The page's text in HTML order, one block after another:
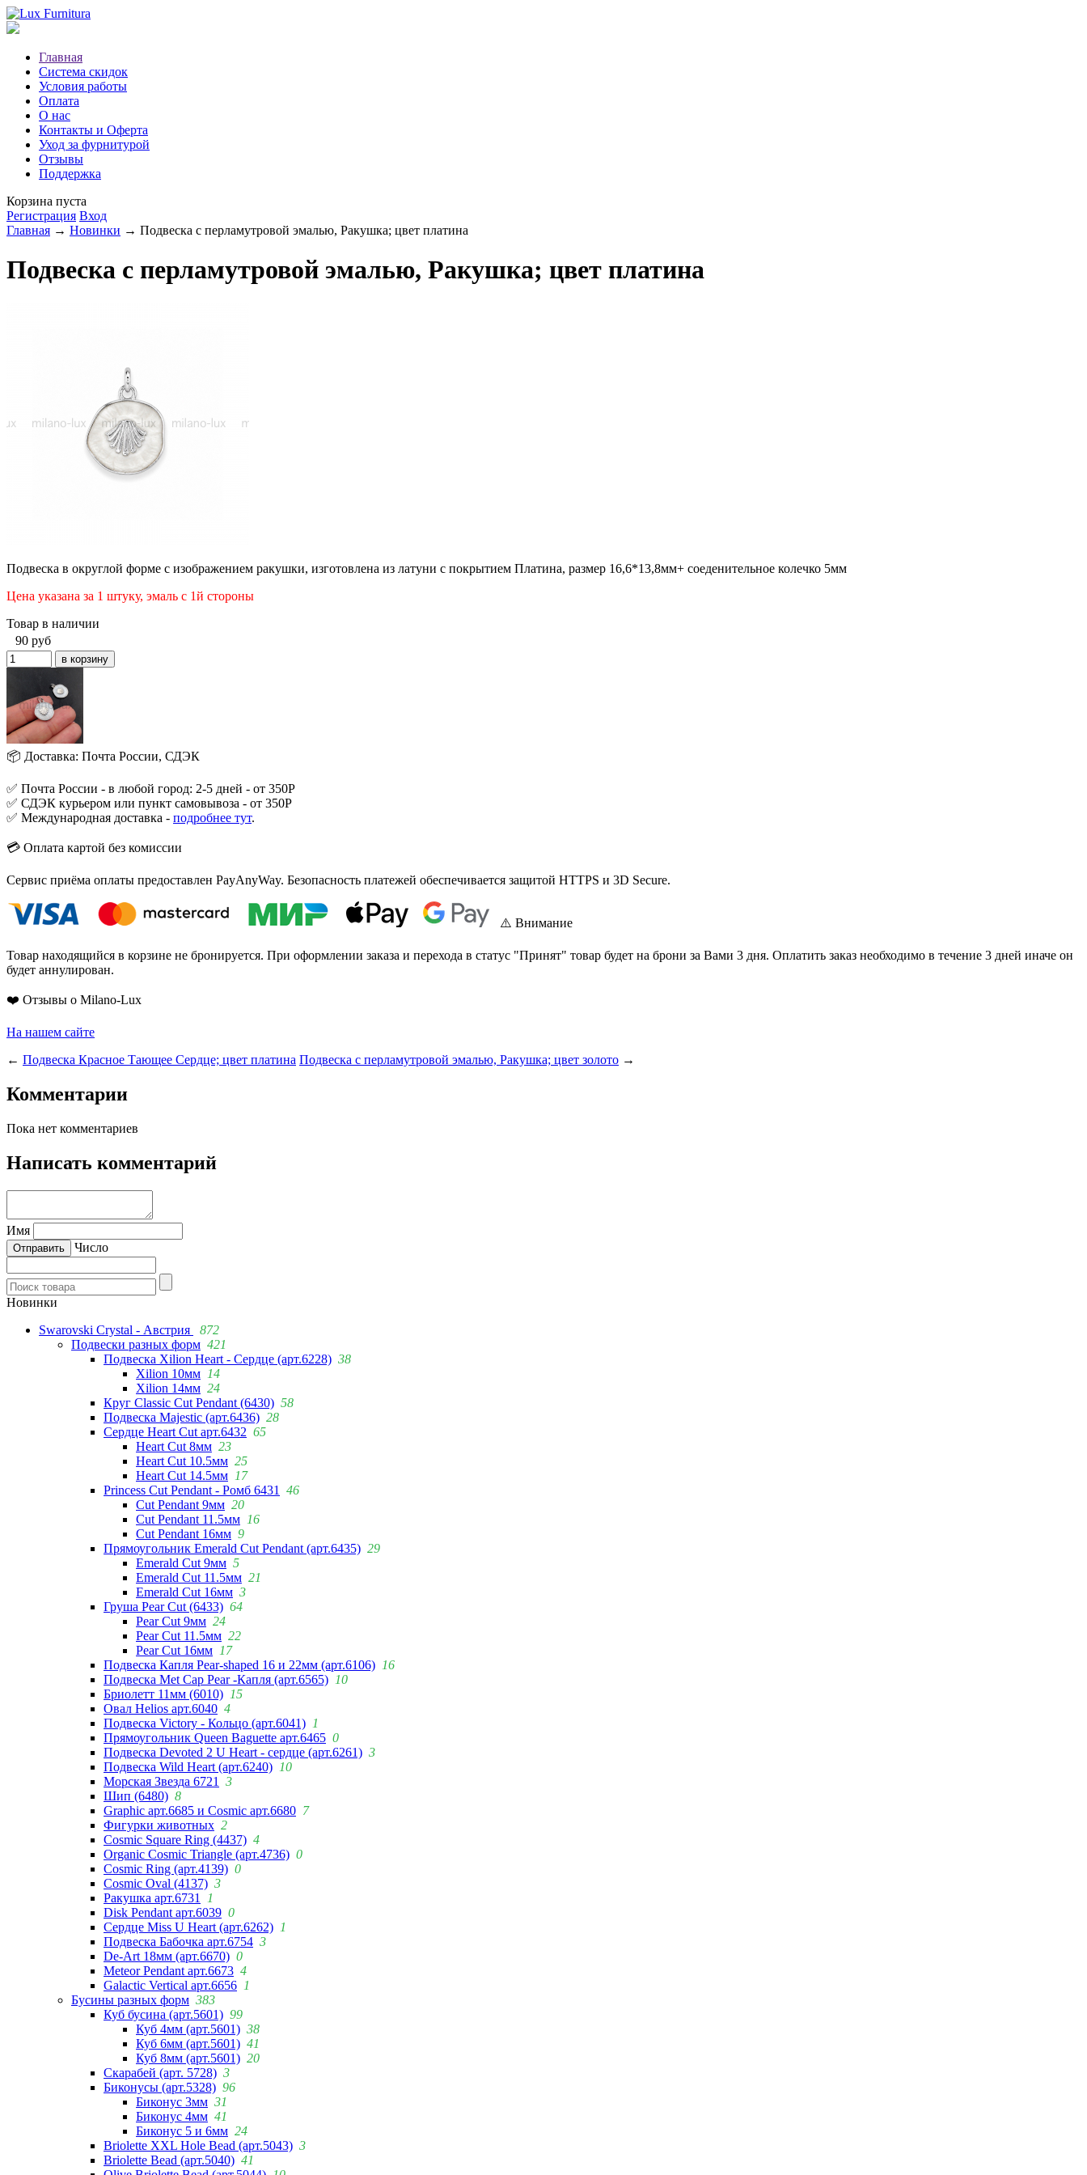
Главная
Система скидок
Условия работы
Оплата
О нас
Контакты и Оферта
Уход за фурнитурой
Отзывы
Поддержка
Корзина пуста
Регистрация Вход
Главная → Новинки → Подвеска с перламутровой эмалью, Ракушка; цвет платина
Подвеска с перламутровой эмалью, Ракушка; цвет платина
Подвеска в округлой форме с изображением ракушки, изготовлена из латуни с покрытием Платина, размер 16,6*13,8мм+ соеденительное колечко 5мм
Цена указана за 1 штуку, эмаль с 1й стороны
Товар в наличии
90 руб
📦 Доставка: Почта России, СДЭК
✅ Почта России - в любой город: 2-5 дней - от 350Р
✅ СДЭК курьером или пункт самовывоза - от 350Р
✅ Международная доставка - подробнее тут.
💳 Оплата картой без комиссии
Сервис приёма оплаты предоставлен PayAnyWay. Безопасность платежей обеспечивается защитой HTTPS и 3D Secure.
⚠️ Внимание
Товар находящийся в корзине не бронируется. При оформлении заказа и перехода в статус "Принят" товар будет на брони за Вами 3 дня. Оплатить заказ необходимо в течение 3 дней иначе он
будет аннулирован.
❤️ Отзывы о Milano-Lux
На нашем сайте
← Подвеска Красное Тающее Сердце; цвет платина Подвеска с перламутровой эмалью, Ракушка; цвет золото →
Комментарии
Пока нет комментариев
Написать комментарий
Имя
Число
Новинки
Swarovski Crystal - Австрия
872
Подвески разных форм 421
Подвеска Xilion Heart - Сердце (арт.6228) 38
Xilion 10мм 14
Xilion 14мм 24
Круг Classic Cut Pendant (6430) 58
Подвеска Majestic (арт.6436) 28
Сердце Heart Cut арт.6432 65
Heart Cut 8мм 23
Heart Cut 10.5мм 25
Heart Cut 14.5мм 17
Princess Cut Pendant - Ромб 6431
46
Cut Pendant 9мм 20
Cut Pendant 11.5мм 16
Cut Pendant 16мм 9
Прямоугольник Emerald Cut Pendant (арт.6435) 29
Emerald Cut 9мм 5
Emerald Cut 11.5мм 21
Emerald Cut 16мм 3
Груша Pear Cut (6433) 64
Pear Cut 9мм 24
Pear Cut 11.5мм 22
Pear Cut 16мм 17
Подвеска Капля Pear-shaped 16 и 22мм (арт.6106) 16
Подвеска Met Cap Pear -Капля (арт.6565) 10
Бриолетт 11мм (6010) 15
Овал Helios арт.6040 4
Подвеска Victory - Кольцо (арт.6041) 1
Прямоугольник Queen Baguette арт.6465 0
Подвеска Devoted 2 U Heart - сердце (арт.6261) 3
Подвеска Wild Heart (арт.6240) 10
Морская Звезда 6721
3
Шип (6480) 8
Graphic арт.6685 и Cosmic арт.6680 7
Фигурки животных 2
Cosmic Square Ring (4437) 4
Organic Cosmic Triangle (арт.4736) 0
Cosmic Ring (арт.4139) 0
Cosmic Oval (4137) 3
Ракушка арт.6731
1
Disk Pendant арт.6039 0
Сердце Miss U Heart (арт.6262) 1
Подвеска Бабочка арт.6754 3
De-Art 18мм (арт.6670) 0
Meteor Pendant арт.6673 4
Galactic Vertical арт.6656 1
Бусины разных форм 383
Куб бусина (арт.5601) 99
Куб 4мм (арт.5601) 38
Куб 6мм (арт.5601) 41
Куб 8мм (арт.5601) 20
Скарабей (арт. 5728) 3
Биконусы (арт.5328) 96
Биконус 3мм 31
Биконус 4мм 41
Биконус 5 и 6мм 24
Briolette XXL Hole Bead (арт.5043) 3
Briolette Bead (арт.5040) 41